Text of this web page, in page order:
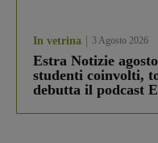
In vetrina 3 Agosto 2026
Estra Notizie
studenti coinvolti,
debutta il podcast